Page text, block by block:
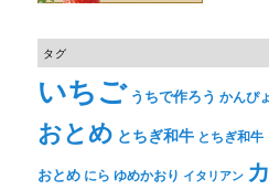
タグ
いちご うちで作ろう かんぴ
おとめ とちぎ和牛 とちぎ和牛
おとめ にら ゆめかおり イタリアン